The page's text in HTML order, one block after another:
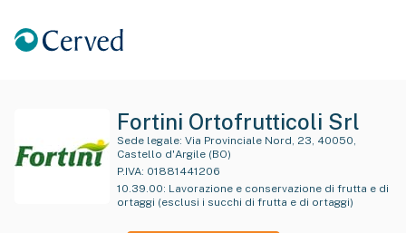
Fortini Ortofrutticoli Srl
Sede legale:
Castello d'Argile (BO)
P.IVA: 01881441206
10.39.00: Lavorazione e conservazione di frutta e di
ortaggi (esclusi i succhi di frutta e di ortaggi)